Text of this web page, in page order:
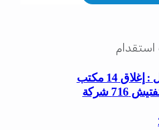
وزارة العمل : إغلاق 14 مكتب
شركة